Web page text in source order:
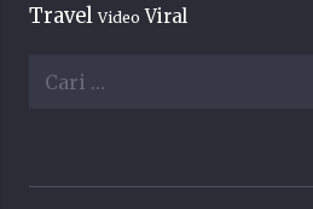
Travel Video Viral
Cari